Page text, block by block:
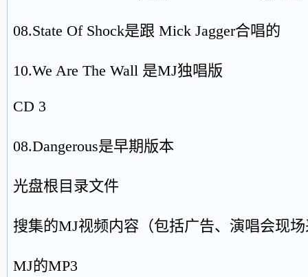
08.State Of Shock是跟 Mick Jagger合唱的
10.We Are The Wall 是MJ独唱版
CD 3
08.Dangerous是早期版本
光盘根目录文件
搜集的MJ视频内容（包括广告、演唱会现
MJ的MP3